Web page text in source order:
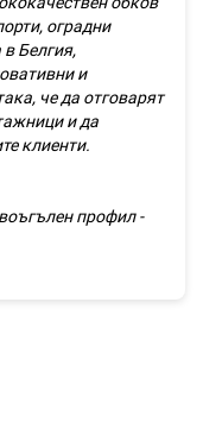
оградни
Белгия,
и
че да отговарят
и да
клиенти.
профил -